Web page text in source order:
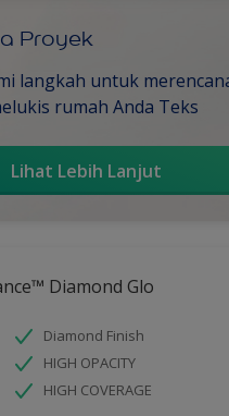
Proyek
langkah untuk
rumah Anda Teks
Lihat Lebih Lanjut
Diamond Glo
Diamond Finish
HIGH OPACITY
HIGH COVERAGE